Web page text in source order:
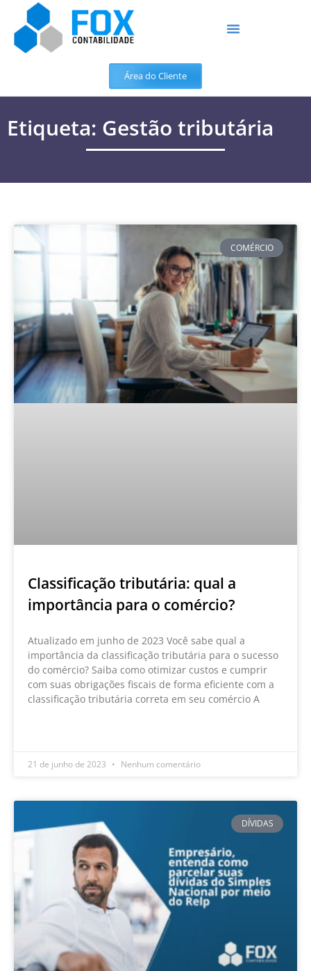
Área do Cliente
Etiqueta: Gestão tributária
COMÉRCIO
Classificação tributária: qual a
importância para o comércio?
Atualizado em junho de 2023 Você sabe qual a
importância da classificação tributária para o sucesso
do comércio? Saiba como otimizar custos e cumprir
com suas obrigações fiscais de forma eficiente com a
classificação tributária correta em seu comércio A
21 de junho de 2023 Nenhum comentário
DÍVIDAS